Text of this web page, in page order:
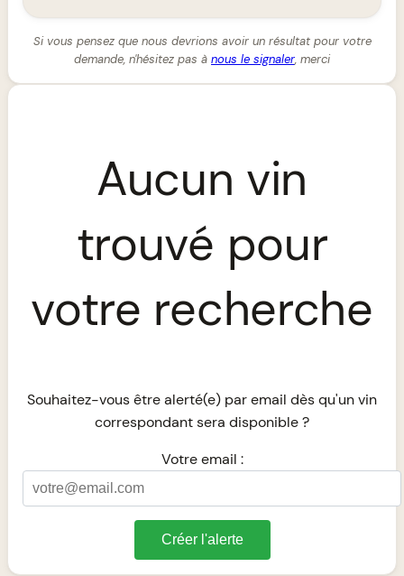
Si vous pensez que nous devrions avoir un résultat pour votre
demande, n'hésitez pas à nous le signaler, merci
Aucun vin
trouvé pour
votre recherche
Souhaitez-vous être alerté(e) par email dès qu'un vin
correspondant sera disponible ?
Votre email :
Créer l'alerte